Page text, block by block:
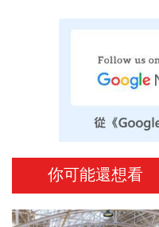
你可能還想看